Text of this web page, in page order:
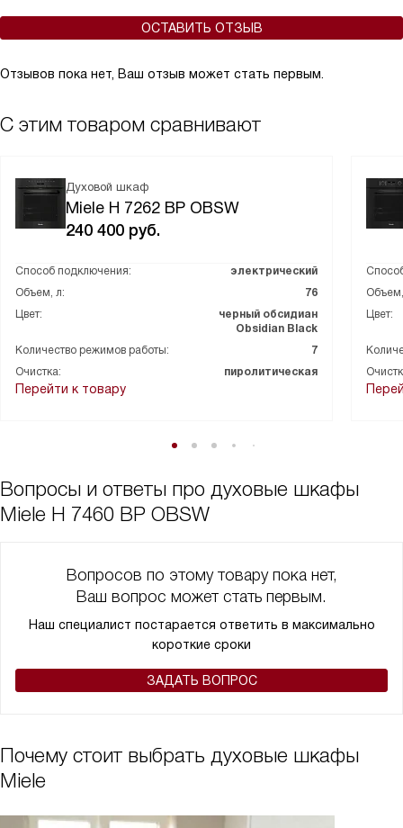
ОСТАВИТЬ ОТЗЫВ
Отзывов пока нет, Ваш отзыв может стать первым.
С этим товаром сравнивают
Духовой шкаф
Miele H 7262 BP OBSW
240 400 руб.
Способ подключения:
электрический
Объем, л:
76
Цвет:
черный обсидиан
Obsidian Black
Количество режимов работы:
7
Очистка:
пиролитическая
Перейти к товару
Цвет:
Вопросы и ответы про духовые шкафы
Miele H 7460 BP OBSW
Вопросов по этому товару пока нет,
Ваш вопрос может стать первым.
Наш специалист постарается ответить в максимально
короткие сроки
ЗАДАТЬ ВОПРОС
Почему стоит выбрать духовые шкафы
Miele